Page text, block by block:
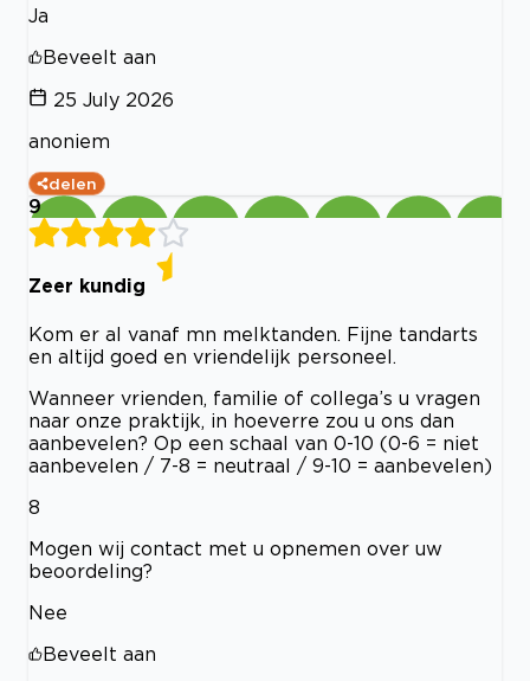
Ja
Beveelt aan
25 July 2026
anoniem
delen
9
Zeer kundig
Kom er al vanaf mn melktanden. Fijne tandarts
en altijd goed en vriendelijk personeel.
Wanneer vrienden, familie of collega’s u vragen
naar onze praktijk, in hoeverre zou u ons dan
aanbevelen? Op een schaal van 0-10 (0-6 = niet
aanbevelen / 7-8 = neutraal / 9-10 = aanbevelen)
8
Mogen wij contact met u opnemen over uw
beoordeling?
Nee
Beveelt aan